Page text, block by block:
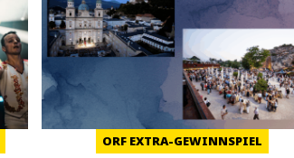
ORF EXTRA-GEWINNSPIEL